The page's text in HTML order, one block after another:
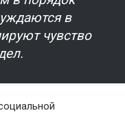
в
чувство